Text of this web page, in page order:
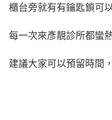
櫃台旁就有有鑰匙鎖可
每一次來彥靚診所都蠻
建議大家可以預留時間